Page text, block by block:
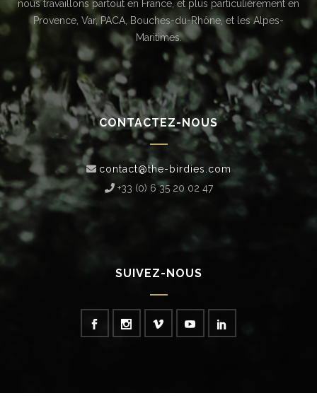
nous travaillons partout en France, et plus particulièrement en
Provence, Var, PACA, Bouches-du-Rhône, et les Alpes-
Maritimes.
CONTACTEZ-NOUS
contact@the-birdies.com
+33 (0) 6 35 20 02 47‬
SUIVEZ-NOUS